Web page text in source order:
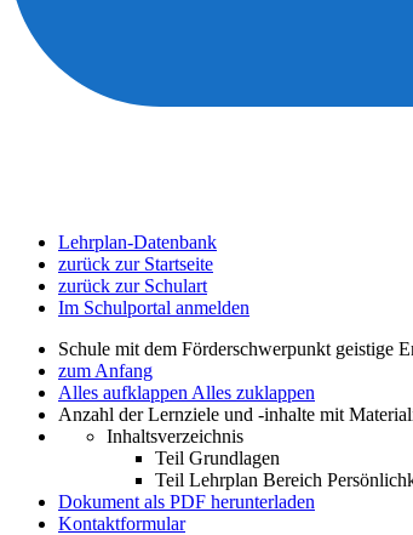
Lehrplan-Datenbank
zurück zur Startseite
zurück zur Schulart
Im Schulportal anmelden
Schule mit dem Förderschwerpunkt geistige
zum Anfang
Alles aufklappen Alles zuklappen
Anzahl der Lernziele und -inhalte mit
Inhaltsverzeichnis
Teil Grundlagen
Teil Lehrplan Bereich
Dokument als PDF herunterladen
Kontaktformular